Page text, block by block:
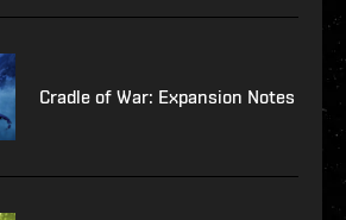
Cradle of War: Expansion Notes